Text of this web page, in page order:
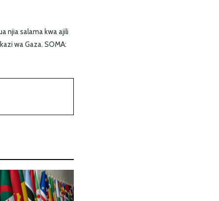
njia salama kwa ajili
wa Gaza. SOMA: